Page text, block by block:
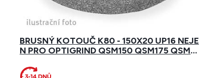
BRUSNÝ KOTOUČ K80 - 150X20 UP16 NEJE
N PRO OPTIGRIND QSM150 QSM175 QSM2